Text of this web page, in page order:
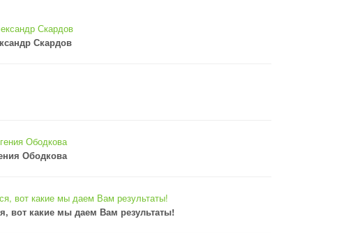
Скардов
Ободкова
вот какие мы даем Вам результаты!